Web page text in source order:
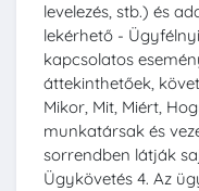
levelezés, stb.) és
lekérhető -
kapcsolatos
áttekinthetőek,
Mikor, Mit, Miért,
munkatársak és
sorrendben látják
Ügykövetés 4. Az